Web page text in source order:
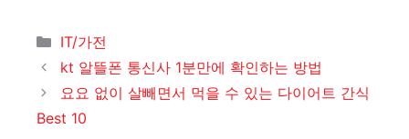
카
테
리
IT/가전
kt 알뜰폰 통신사 1분만에 확인하는 방법
요요 없이 살빼면서 먹을 수 있는 다이어트 간식
Best 10